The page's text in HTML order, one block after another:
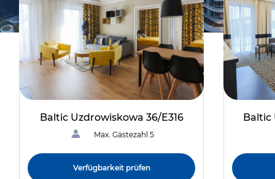
Baltic Uzdrowiskowa 36/E316
Max. Gästezahl 5
Verfügbarkeit prüfen
Baltic